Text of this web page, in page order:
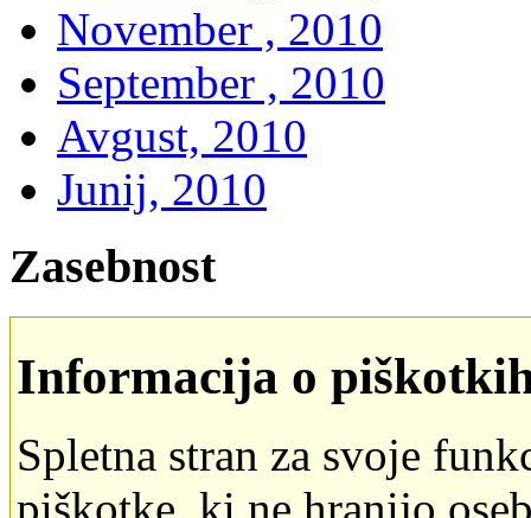
November , 2010
September , 2010
Avgust, 2010
Junij, 2010
Zasebnost
Informacija o
Spletna stran za svoje